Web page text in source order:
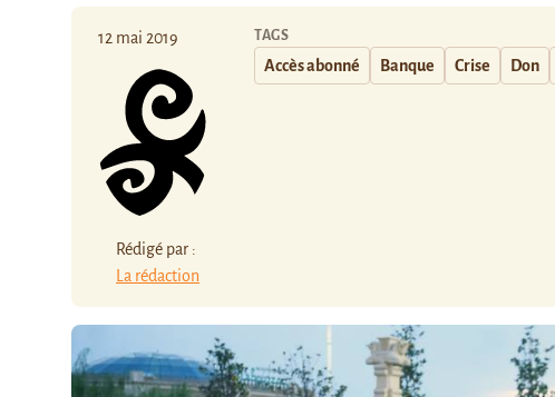
12 mai 2019
Rédigé par :
La rédaction
TAGS
Accès abonné Banque Crise Don